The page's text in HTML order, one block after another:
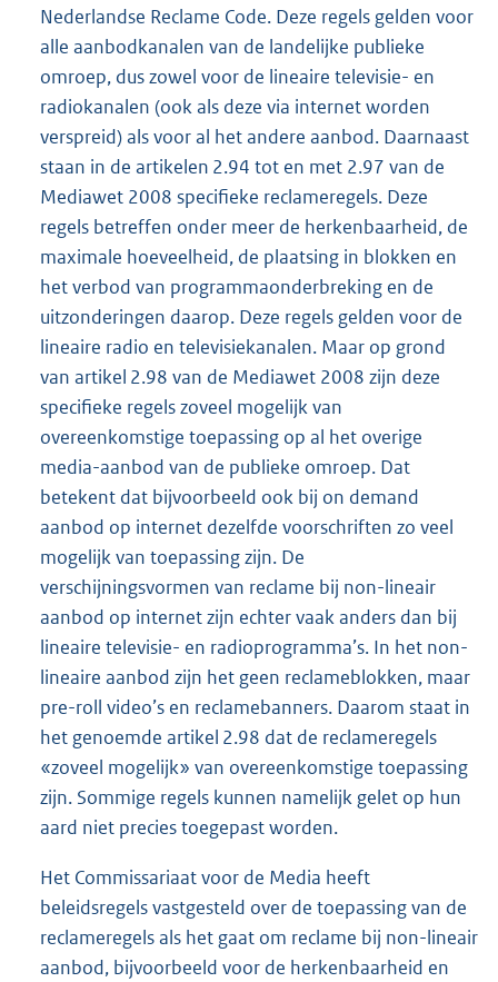
Nederlandse Reclame Code. Deze regels gelden voor
alle aanbodkanalen van de landelijke publieke
omroep, dus zowel voor de lineaire televisie- en
radiokanalen (ook als deze via internet worden
verspreid) als voor al het andere aanbod. Daarnaast
staan in de artikelen 2.94 tot en met 2.97 van de
Mediawet 2008 specifieke reclameregels. Deze
regels betreffen onder meer de herkenbaarheid, de
maximale hoeveelheid, de plaatsing in blokken en
het verbod van programmaonderbreking en de
uitzonderingen daarop. Deze regels gelden voor de
lineaire radio en televisiekanalen. Maar op grond
van artikel 2.98 van de Mediawet 2008 zijn deze
specifieke regels zoveel mogelijk van
overeenkomstige toepassing op al het overige
media-aanbod van de publieke omroep. Dat
betekent dat bijvoorbeeld ook bij on demand
aanbod op internet dezelfde voorschriften zo veel
mogelijk van toepassing zijn. De
verschijningsvormen van reclame bij non-lineair
aanbod op internet zijn echter vaak anders dan bij
lineaire televisie- en radioprogramma’s. In het non-
lineaire aanbod zijn het geen reclameblokken, maar
pre-roll video’s en reclamebanners. Daarom staat in
het genoemde artikel 2.98 dat de reclameregels
«zoveel mogelijk» van overeenkomstige toepassing
zijn. Sommige regels kunnen namelijk gelet op hun
aard niet precies toegepast worden.
Het Commissariaat voor de Media heeft
beleidsregels vastgesteld over de toepassing van de
reclameregels als het gaat om reclame bij non-lineair
aanbod, bijvoorbeeld voor de herkenbaarheid en